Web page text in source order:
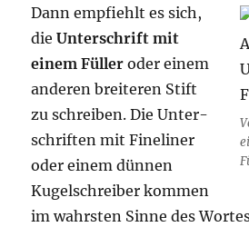
Dann emp­fiehlt es sich,
dieUnter­schrift mit
einem Fül­ler oder einem
ande­ren brei­te­ren Stift
zu schrei­ben. Die Unter­
schrif­ten mit Fine­li­ner
oder einem dün­nen
Kugel­schrei­ber kom­men
im wahrs­ten Sin­ne des